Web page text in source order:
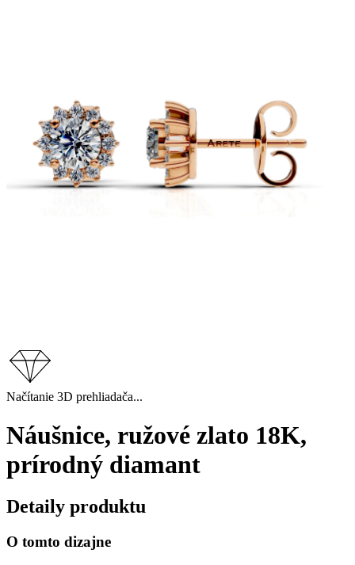
Načítanie 3D prehliadača...
Náušnice, ružové zlato 18K,
prírodný diamant
Detaily produktu
O tomto dizajne